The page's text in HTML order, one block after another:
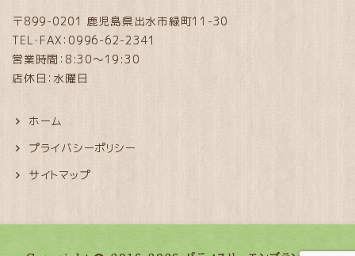
〒899-0201 鹿児島県出水市緑町11-30
TEL・FAX：0996-62-2341
営業時間：8:30～19:30
店休日：水曜日
ホーム
プライバシーポリシー
サイトマップ